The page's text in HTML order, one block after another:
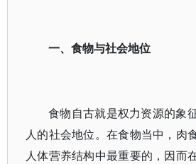
一、食物与社会地位
食物自古就是权力资源的象
人的社会地位。在食物当中，肉
人体营养结构中最重要的，因而